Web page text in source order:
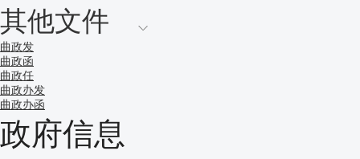
其他文件
曲政发
曲政函
曲政任
曲政办发
曲政办函
政府信息